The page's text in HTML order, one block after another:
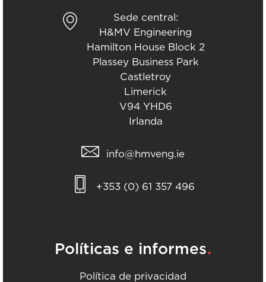
Sede central:
H&MV Engineering
Hamilton House Block 2
Plassey Business Park
Castletroy
Limerick
V94 YHD6
Irlanda
info@hmveng.ie
+353 (0) 61 357 496
Políticas e informes.
Política de privacidad